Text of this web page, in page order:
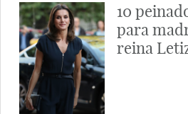
10
para
reina